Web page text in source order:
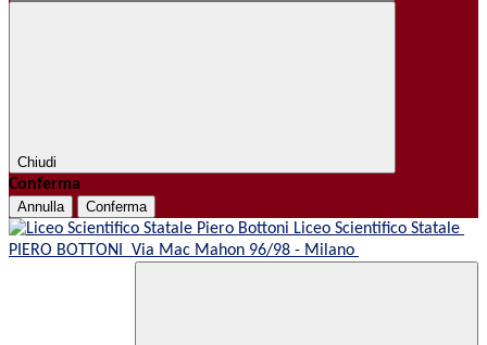
Chiudi
Conferma
Annulla Conferma
Liceo Scientifico Statale
PIERO BOTTONI Via Mac Mahon 96/98 - Milano